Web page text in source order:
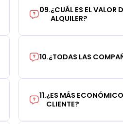
09.¿CUÁL ES EL VALOR
ALQUILER?
10.¿TODAS LAS
11.¿ES MÁS
CLIENTE?